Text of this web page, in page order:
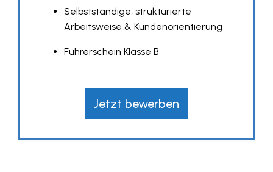
Selbstständige, strukturierte
Arbeitsweise & Kundenorientierung
Führerschein Klasse B
Jetzt bewerben